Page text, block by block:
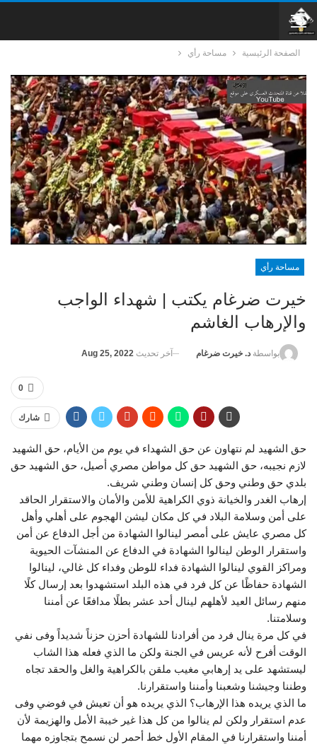
الصفحة الرئيسية مساحة رأي
مساحة رأي
خيرت ضرغام يكتب | شهداء الواجب
والإرهاب الغاشم
بواسطة د. خيرت ضرغام آخر تحديث Aug 25, 2022
0
شارك
حق الشهيد لم نتهاون عن حق الشهداء في يوم من الأيام، حق الشهيد
لازم نجيبه، حق الشهيد حق كل مواطن مصري أصيل، حق الشهيد حق
بلدي حق وطني وحق كل إنسان وطني شريف.
إرهاب الغدر والخيانة ذوي الكراهية للأمن والأمان والاستقرار الحاقد
على أمن وسلامة البلاد في كل مكان ليشن الهجوم على أهلي وأهل
كل مصري عايش على أمصر لينالوا الشهادة من أجل الدفاع عن أمن
واستقرار الوطن لينالوا الشهادة في الدفاع عن المنشآت الحيوية
ومراكز القوي لينالوا الشهادة فداء للوطن وفداء كل غالي، لينالوا
الشهادة حفاظًا عن كل فرد في هذه البلد استشهدوا بعد إرسال كلًا
منهم رسائل العيد لأهلهم لينال أحد عشر بطلًا مدافعًا عن أمننا
وسلامتنا.
في كل مرة ينال فرد من أفرادنا للشهادة أحزن حزناً شديداً وفى نفي
الوقت أفرح لأنه عريس في الجنة ولكن ما الذي فعله هذا الشاب
ليستشهد على يد إرهابي مغيب ملقن بالكراهية والغل والحقد تجاه
وطننا وجيشنا وشعبنا وأمننا واستقرارنا.
ما الذي يريده هذا الإرهاب؟ الذي يريده هو أن تعيش في فوضي وفى
عدم استقرار ولكن لم ينالوا من كل هذا غير خيبة الأمل والهزيمة لأن
أمننا واستقرارنا في المقام الأول خط أحمر لن نسمح بتجاوزه مهما